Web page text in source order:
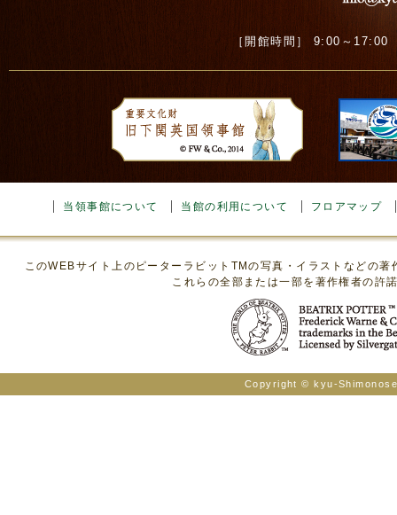
［開館時間］ 9:00～
当領事館について 当館の利用について フロアマップ
このWEBサイト上のピーターラビットTMの写真・イラストなどの
これらの全部または一部を著作権者の許
Copyright © kyu-